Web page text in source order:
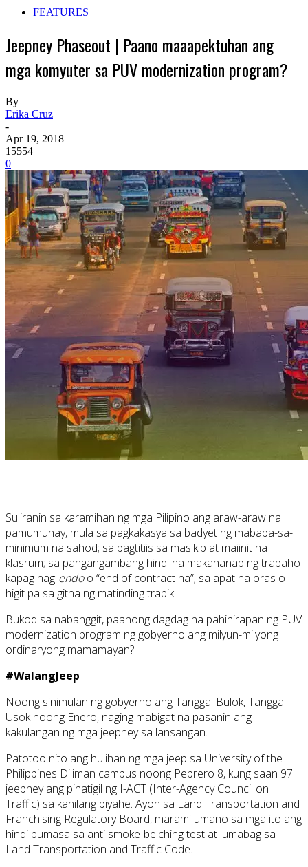
FEATURES
Jeepney Phaseout | Paano maaapektuhan ang
mga komyuter sa PUV modernization program?
By
Erika Cruz
-
Apr 19, 2018
15554
0
Suliranin sa karamihan ng mga Pilipino ang araw-araw na
pamumuhay, mula sa pagkakasya sa badyet ng mababa-sa-
minimum na sahod; sa pagtitiis sa masikip at maiinit na
klasrum; sa pangangambang hindi na makahanap ng trabaho
kapag nag-endoo “end of contract na”; sa apat na oras o
higit pa sa gitna ng matinding trapik.
Bukod sa nabanggit, paanong dagdag na pahihirapan ng PUV
modernization program ng gobyerno ang milyun-milyong
ordinaryong mamamayan?
#WalangJeep
Noong sinimulan ng gobyerno ang Tanggal Bulok, Tanggal
Usok noong Enero, naging mabigat na pasanin ang
kakulangan ng mga jeepney sa lansangan.
Patotoo nito ang hulihan ng mga jeep sa University of the
Philippines Diliman campus noong Pebrero 8, kung saan 97
jeepney ang pinatigil ng I-ACT (Inter-Agency Council on
Traffic) sa kanilang biyahe. Ayon sa Land Transportation and
Franchising Regulatory Board, marami umano sa mga ito ang
hindi pumasa sa anti smoke-belching test at lumabag sa
Land Transportation and Traffic Code.